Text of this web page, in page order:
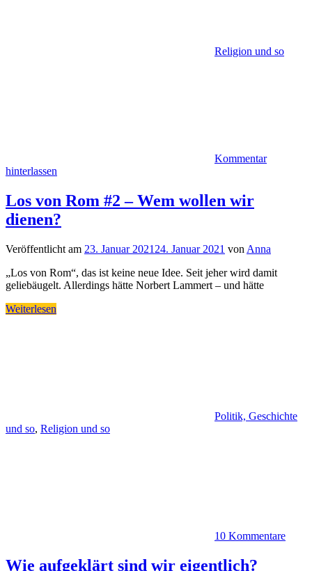
Religion und so
Kommentar
hinterlassen
Los von Rom #2 – Wem wollen wir
dienen?
Veröffentlicht am 23. Januar 2021 24. Januar 2021 von Anna
„Los von Rom“, das ist keine neue Idee. Seit jeher wird damit
geliebäugelt. Allerdings hätte Norbert Lammert – und hätte
Weiterlesen
Politik, Geschichte
und so, Religion und so
10 Kommentare
Wie aufgeklärt sind wir eigentlich?